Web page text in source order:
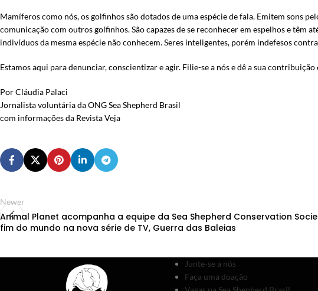
Mamíferos como nós, os golfinhos são dotados de uma espécie de fala. Emitem sons
comunicação com outros golfinhos. São capazes de se reconhecer em espelhos e têm
indivíduos da mesma espécie não conhecem. Seres inteligentes, porém indefesos
Estamos aqui para denunciar, conscientizar e agir. Filie-se a nós e dê a sua
Por Cláudia Palaci
Jornalista voluntária da ONG Sea Shepherd Brasil
com informações da Revista Veja
Newer
Animal Planet acompanha a equipe da Sea Shepherd Conservation
fim do mundo na nova série de TV, Guerra das Baleias
Junte-se a nós
Faça uma doação